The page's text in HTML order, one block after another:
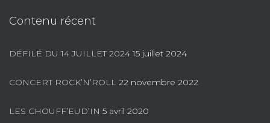
Contenu récent
DÉFILÉ DU 14 JUILLET 2024 15 juillet 2024
CONCERT ROCK’N’ROLL 22 novembre 2022
LES CHOUFF’EUD’IN 5 avril 2020